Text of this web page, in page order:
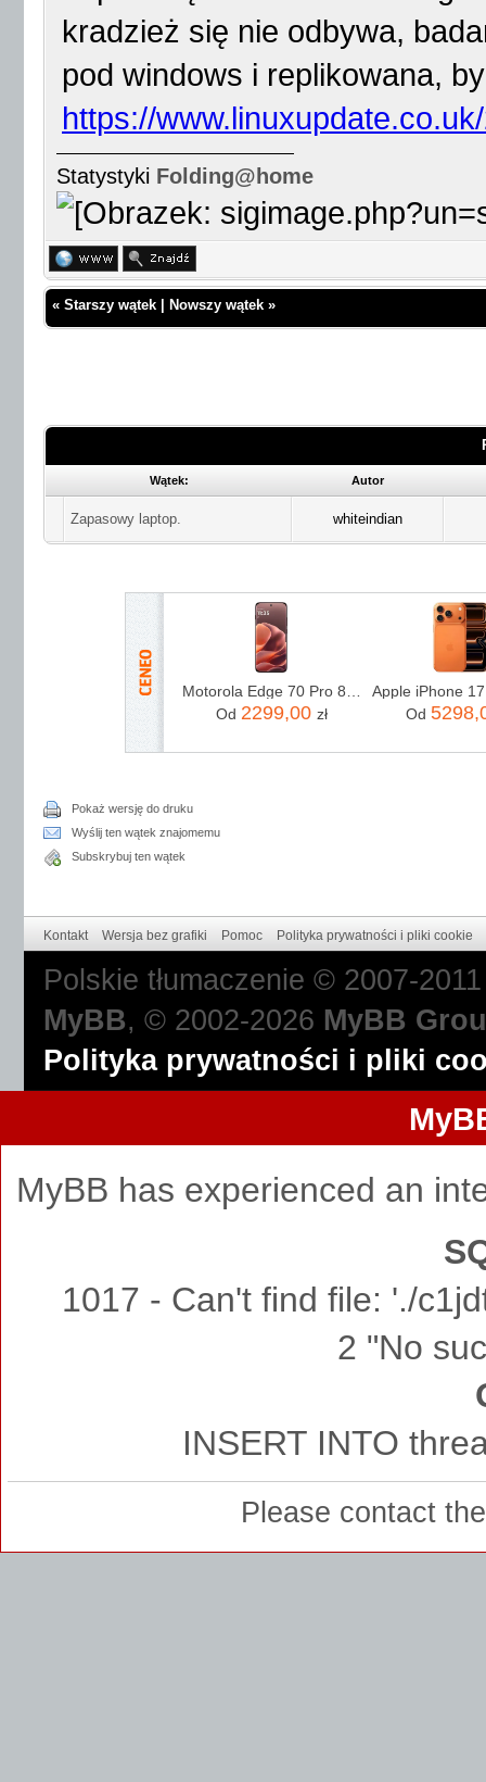
kradzież się nie odbywa,
pod windows i replikowana,
https://
Statystyki Folding@home
« Starszy wątek Nowszy wątek »
Wątek: Autor
Zapasowy laptop. whiteindian
Od 2299,00 zł Od
Pokaż wersję do druku
Wyślij ten wątek znajomemu
Subskrybuj ten wątek
Kontakt Wersja bez grafiki Pomoc Polityka prywatności i pliki cookie
Polskie tłumaczenie © 2007-
MyBB, © 2002-2026 MyBB
Polityka prywatności i pliki
MyBB has experienced an
1017 - Can't find file: './
2 "No
INSERT INTO
Please contact